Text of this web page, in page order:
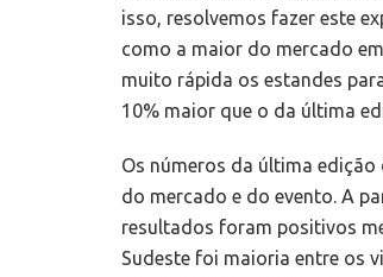
isso, resolvemos fazer este
como a maior do mercado
muito rápida os estandes
10% maior que o da última
Os números da última
do mercado e do evento. A
resultados foram positivos
Sudeste foi maioria entre os